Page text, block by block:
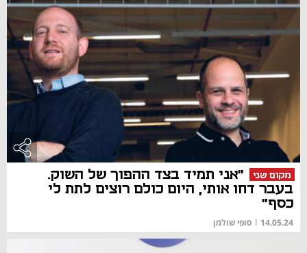
מקום שני
"אני תמיד בצד ההפוך של השוק.
בעבר דחו אותי, היום כולם רוצים לתת לי
כסף"
14.05.24
| סופי שולמן